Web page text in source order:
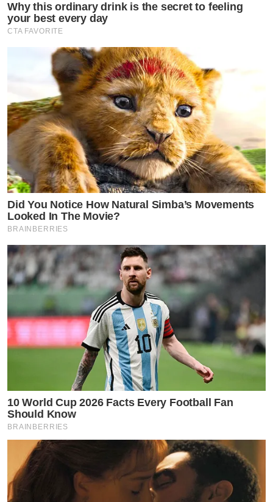
Why this ordinary drink is the secret to feeling
your best every day
CTA FAVORITE
Did You Notice How Natural Simba’s Movements
Looked In The Movie?
BRAINBERRIES
10 World Cup 2026 Facts Every Football Fan
Should Know
BRAINBERRIES